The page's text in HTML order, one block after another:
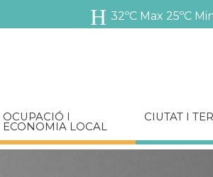
Vés
al
32ºC Max 25ºC
OCUPACIÓ I
ECONOMIA LOCAL
CIUTAT I